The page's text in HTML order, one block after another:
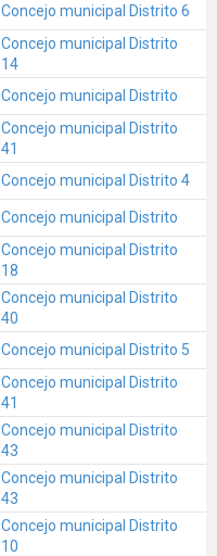
Concejo municipal Distrito 6
Concejo municipal Distrito
14
Concejo municipal Distrito
Concejo municipal Distrito
41
Concejo municipal Distrito 4
Concejo municipal Distrito
Concejo municipal Distrito
18
Concejo municipal Distrito
40
Concejo municipal Distrito 5
Concejo municipal Distrito
41
Concejo municipal Distrito
43
Concejo municipal Distrito
43
Concejo municipal Distrito
10